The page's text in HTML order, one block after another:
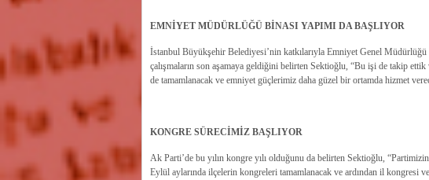
EMNİYET MÜDÜRLÜĞÜ BİNASI YAPIMI DA BAŞLIYOR
İstanbul Büyükşehir Belediyesi’nin katkılarıyla Emniyet Genel Müdürlüğü
çalışmaların son aşamaya geldiğini belirten Sektioğlu, “Bu işi de takip ettik
de tamamlanacak ve emniyet güçlerimiz daha güzel bir ortamda hizmet
KONGRE SÜRECİMİZ BAŞLIYOR
Ak Parti’de bu yılın kongre yılı olduğunu da belirten Sektioğlu,
Eylül aylarında ilçelerin kongreleri tamamlanacak ve ardından il kongresi